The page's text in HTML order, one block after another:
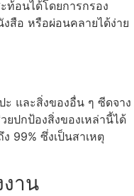
ท้อนได้โดยการกรอง
สือ หรือผ่อนคลายได้ง่าย
ะ และสิ่งของอื่น ๆ ซีดจาง
ยปกป้องสิ่งของเหล่านี้ได้
99% ซึ่งเป็นสาเหตุ
าน